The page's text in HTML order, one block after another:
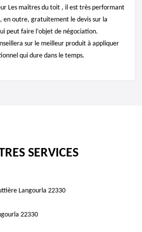
Les maîtres du toit , il est très performant
outre, gratuitement le devis sur la
peut faire l’objet de négociation.
sur le meilleur produit à appliquer
qui dure dans le temps.
SERVICES
Langourla 22330
22330